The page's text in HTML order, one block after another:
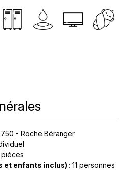
- Roche Béranger
pièces
et enfants inclus) : 11 personnes